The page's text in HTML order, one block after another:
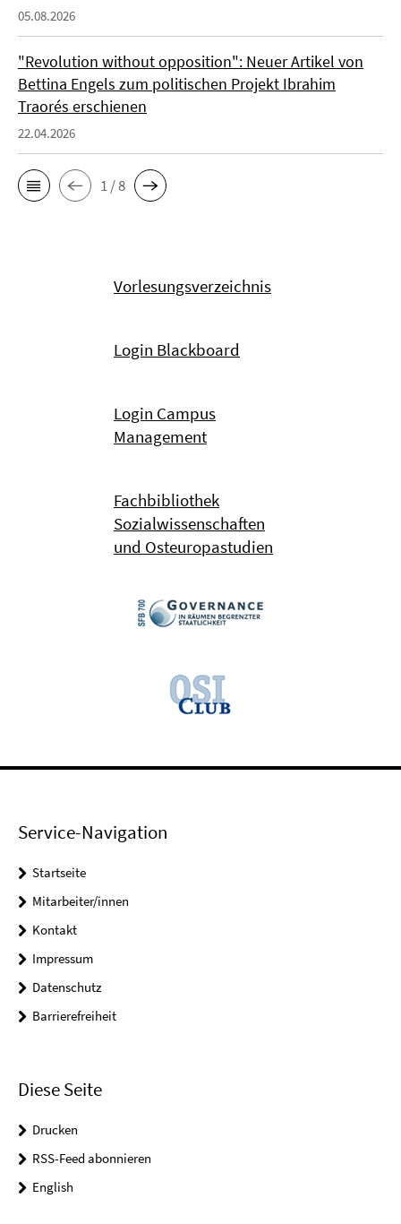
05.08.2026
"Revolution without opposition": Neuer Artikel von
Bettina Engels zum politischen Projekt Ibrahim
Traorés erschienen
22.04.2026
1 / 8
Vorlesungsverzeichnis
Login Blackboard
Login Campus
Management
Fachbibliothek
Sozialwissenschaften
und Osteuropastudien
Service-Navigation
Startseite
Mitarbeiter/innen
Kontakt
Impressum
Datenschutz
Barrierefreiheit
Diese Seite
Drucken
RSS-Feed abonnieren
English